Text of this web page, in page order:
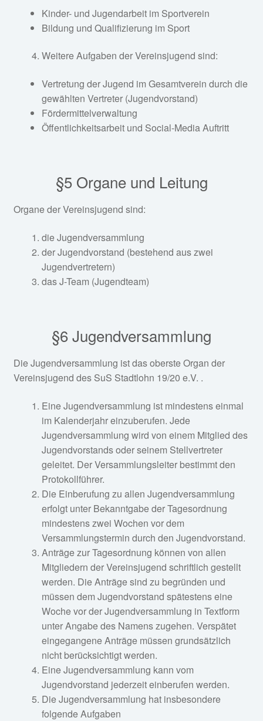
Kinder- und Jugendarbeit im Sportverein
Bildung und Qualifizierung im Sport
Weitere Aufgaben der Vereinsjugend sind:
Vertretung der Jugend im Gesamtverein durch die
gewählten Vertreter (Jugendvorstand)
Fördermittelverwaltung
Öffentlichkeitsarbeit und Social-Media Auftritt
§5 Organe und Leitung
Organe der Vereinsjugend sind:
die Jugendversammlung
der Jugendvorstand (bestehend aus zwei
Jugendvertretern)
das J-Team (Jugendteam)
§6 Jugendversammlung
Die Jugendversammlung ist das oberste Organ der
Vereinsjugend des SuS Stadtlohn 19/20 e.V. .
Eine Jugendversammlung ist mindestens einmal
im Kalenderjahr einzuberufen. Jede
Jugendversammlung wird von einem Mitglied des
Jugendvorstands oder seinem Stellvertreter
geleitet. Der Versammlungsleiter bestimmt den
Protokollführer.
Die Einberufung zu allen Jugendversammlung
erfolgt unter Bekanntgabe der Tagesordnung
mindestens zwei Wochen vor dem
Versammlungstermin durch den Jugendvorstand.
Anträge zur Tagesordnung können von allen
Mitgliedern der Vereinsjugend schriftlich gestellt
werden. Die Anträge sind zu begründen und
müssen dem Jugendvorstand spätestens eine
Woche vor der Jugendversammlung in Textform
unter Angabe des Namens zugehen. Verspätet
eingegangene Anträge müssen grundsätzlich
nicht berücksichtigt werden.
Eine Jugendversammlung kann vom
Jugendvorstand jederzeit einberufen werden.
Die Jugendversammlung hat insbesondere
folgende Aufgaben